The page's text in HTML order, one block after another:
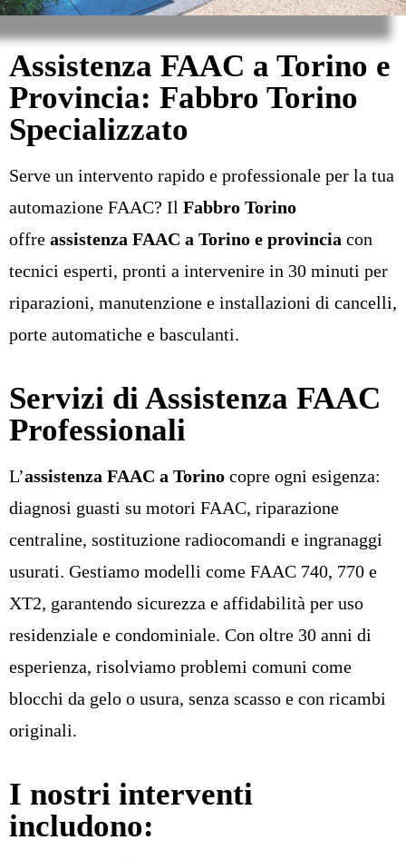
Assistenza FAAC a Torino e
Provincia: Fabbro Torino
Specializzato
Serve un intervento rapido e professionale per la tua
automazione FAAC? Il Fabbro Torino
offre assistenza FAAC a Torino e provincia con
tecnici esperti, pronti a intervenire in 30 minuti per
riparazioni, manutenzione e installazioni di cancelli,
porte automatiche e basculanti.
Servizi di Assistenza FAAC
Professionali
L’assistenza FAAC a Torino copre ogni esigenza:
diagnosi guasti su motori FAAC, riparazione
centraline, sostituzione radiocomandi e ingranaggi
usurati. Gestiamo modelli come FAAC 740, 770 e
XT2, garantendo sicurezza e affidabilità per uso
residenziale e condominiale. Con oltre 30 anni di
esperienza, risolviamo problemi comuni come
blocchi da gelo o usura, senza scasso e con ricambi
originali.
I nostri interventi
includono: